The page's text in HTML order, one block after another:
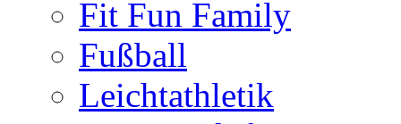
Fit Fun Family
Fußball
Leichtathletik